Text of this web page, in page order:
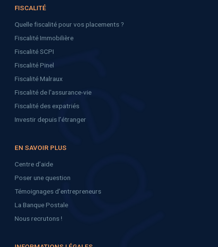
FISCALITÉ
Quelle fiscalité pour vos placements ?
Fiscalité Immobilière
Fiscalité SCPI
Fiscalité Pinel
Fiscalité Malraux
Fiscalité de l'assurance-vie
Fiscalité des expatriés
Investir depuis l’étranger
EN SAVOIR PLUS
Centre d’aide
Poser une question
Témoignages d’entrepreneurs
La Banque Postale
Nous recrutons !